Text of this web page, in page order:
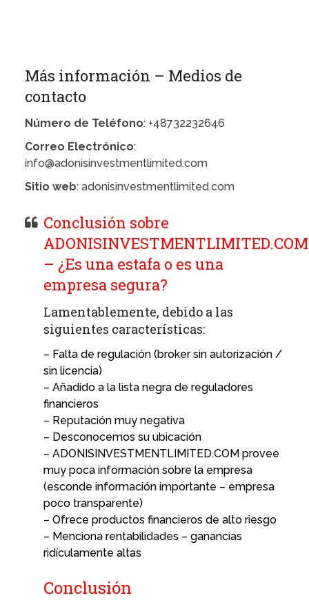
Más información – Medios de
contacto
Número de Teléfono: +48732232646
Correo Electrónico:
info@adonisinvestmentlimited.com
Sitio web: adonisinvestmentlimited.com
Conclusión sobre
ADONISINVESTMENTLIMITED.COM
– ¿Es una estafa o es una
empresa segura?
Lamentablemente, debido a las
siguientes características:
– Falta de regulación (broker sin autorización /
sin licencia)
– Añadido a la lista negra de reguladores
financieros
– Reputación muy negativa
– Desconocemos su ubicación
– ADONISINVESTMENTLIMITED.COM provee
muy poca información sobre la empresa
(esconde información importante – empresa
poco transparente)
– Ofrece productos financieros de alto riesgo
– Menciona rentabilidades – ganancias
ridículamente altas
Conclusión